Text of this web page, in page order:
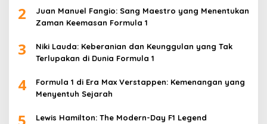
2
Juan Manuel Fangio: Sang Maestro yang Menentukan
Zaman Keemasan Formula 1
3
Niki Lauda: Keberanian dan Keunggulan yang Tak
Terlupakan di Dunia Formula 1
4
Formula 1 di Era Max Verstappen: Kemenangan yang
Menyentuh Sejarah
5 Lewis Hamilton: The Modern-Day F1 Legend